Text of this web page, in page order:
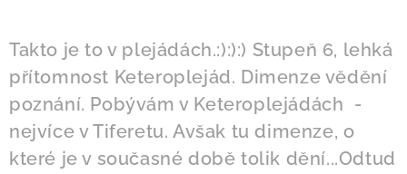
Takto je to v plejádách.:):):) Stupeň 6, lehká
přítomnost Keteroplejád. Dimenze vědění
poznání. Pobývám v Keteroplejádách -
nejvíce v Tiferetu. Avšak tu dimenze, o
které je v současné době tolik dění...Odtud